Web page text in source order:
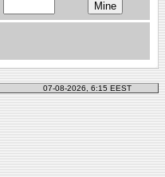
07-08-2026, 6:15 EEST